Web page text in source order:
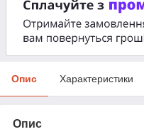
Опис Характеристики
Опис